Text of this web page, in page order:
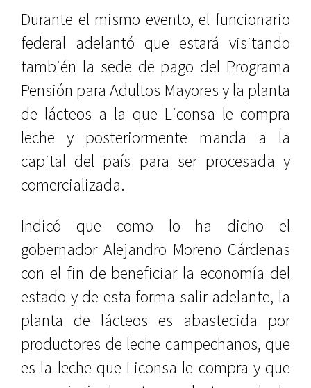
Durante el mismo evento, el funcionario
federal adelantó que estará visitando
también la sede de pago del Programa
Pensión para Adultos Mayores y la planta
de lácteos a la que Liconsa le compra
leche y posteriormente manda a la
capital del país para ser procesada y
comercializada.
Indicó que como lo ha dicho el
gobernador Alejandro Moreno Cárdenas
con el fin de beneficiar la economía del
estado y de esta forma salir adelante, la
planta de lácteos es abastecida por
productores de leche campechanos, que
es la leche que Liconsa le compra y que